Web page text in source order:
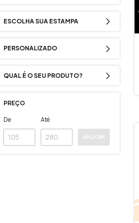
ESCOLHA SUA ESTAMPA
PERSONALIZADO
QUAL É O SEU PRODUTO?
PREÇO
De
Até
APLICAR